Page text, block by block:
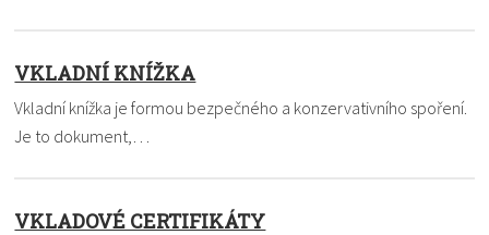
VKLADNÍ KNÍŽKA
Vkladní knížka je formou bezpečného a konzervativního spoření.
Je to dokument,…
VKLADOVÉ CERTIFIKÁTY